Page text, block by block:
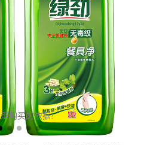
购买的依据!